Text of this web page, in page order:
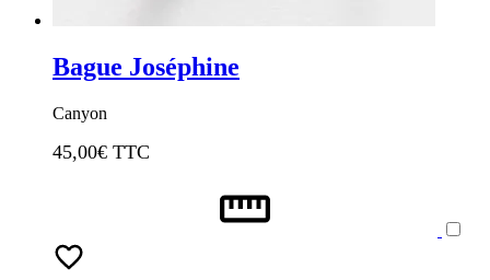
Bague Joséphine
Canyon
45,00€ TTC